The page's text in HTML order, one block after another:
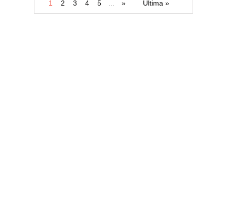
1 2 3 4 5 » Ultima »